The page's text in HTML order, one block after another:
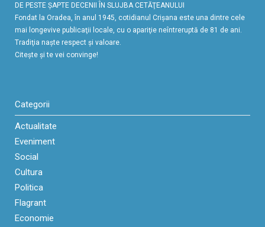
DE PESTE ŞAPTE DECENII ÎN SLUJBA CETĂŢEANULUI
Fondat la Oradea, în anul 1945, cotidianul Crişana este una dintre cele
mai longevive publicaţii locale, cu o apariţie neîntreruptă de 81 de ani.
Tradiţia naşte respect şi valoare.
Citeşte şi te vei convinge!
Categorii
Actualitate
Eveniment
Social
Cultura
Politica
Flagrant
Economie